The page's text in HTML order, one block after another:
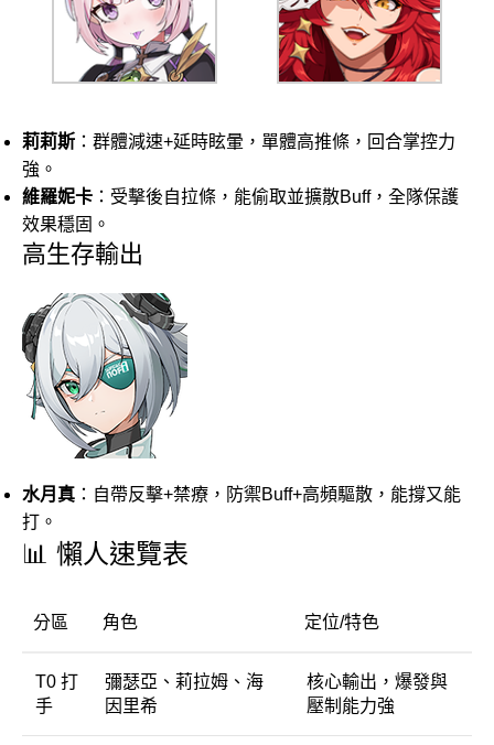
莉莉斯 ：群體減速+延時眩暈，單體高推條，回合掌控力
強。
維羅妮卡 ：受擊後自拉條，能偷取並擴散Buff，全隊保護
效果穩固。
高生存輸出
水月真 ：自帶反擊+禁療，防禦Buff+高頻驅散，能撐又能
打。
📊 懶人速覽表
分區 角色 定位/特色
T0 打
手
彌瑟亞、莉拉姆、海
因里希
核心輸出，爆發與
壓制能力強